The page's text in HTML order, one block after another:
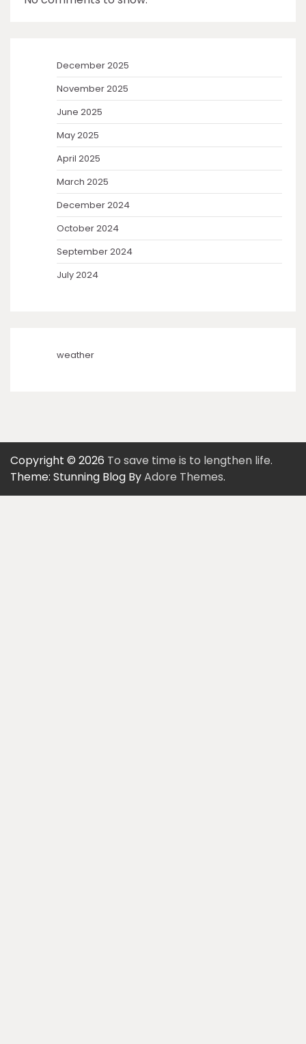
December 2025
November 2025
June 2025
May 2025
April 2025
March 2025
December 2024
October 2024
September 2024
July 2024
weather
Copyright © 2026 To save time is to lengthen life.
Theme: Stunning Blog ByAdore Themes.